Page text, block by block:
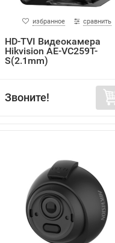
избранное сравнить
HD-TVI Видеокамера
Hikvision AE-VC259T-
S(2.1mm)
Звоните!